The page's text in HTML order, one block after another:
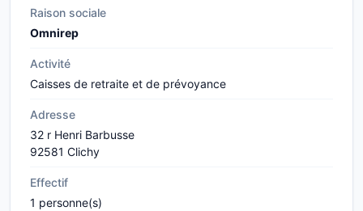
Raison sociale
Omnirep
Activité
Caisses de retraite et de prévoyance
Adresse
32 r Henri Barbusse
92581 Clichy
Effectif
1 personne(s)